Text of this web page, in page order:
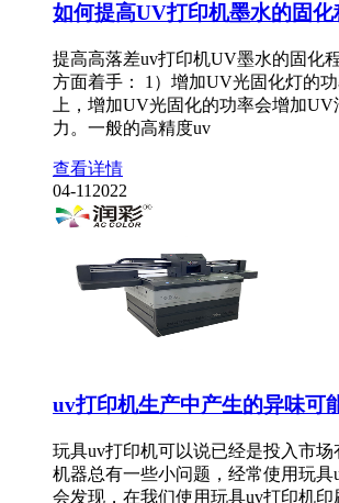
如何提高UV打印机墨水的固化
提高高落差uv打印机UV墨水的固化
方面着手： 1）增加UV光固化灯的
上，增加UV光固化的功率会增加
力。一般的高精度uv
查看详情
04-11 2022
uv打印机生产中产生的异味可
玩具uv打印机可以说已经是投入市
机器总有一些小问题，经常使用玩
会发现，在我们使用玩具uv打印机